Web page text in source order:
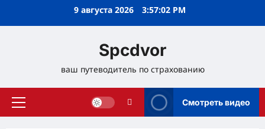
9 августа 2026 3:57:02 PM
Spcdvor
ваш путеводитель по страхованию
Основное
Смотреть видео